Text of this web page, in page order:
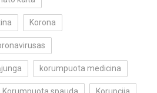
Korona
korumpuota medicina
Korumpuota spauda Korupcija